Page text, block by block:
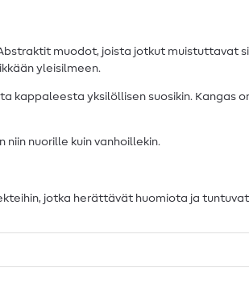
muodot, joista jotkut muistuttavat
yleisilmeen.
kappaleesta yksilöllisen suosikin. Kangas
niin nuorille kuin vanhoillekin.
jotka herättävät huomiota ja